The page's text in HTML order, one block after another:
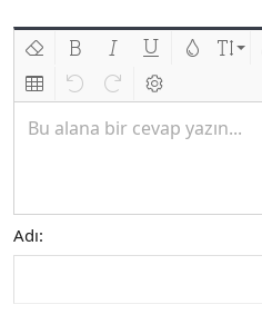
Biçimlendirmeyi kaldır
Kalın Yatık Altını çiz
Bu alana bir cevap yazın...
Adı